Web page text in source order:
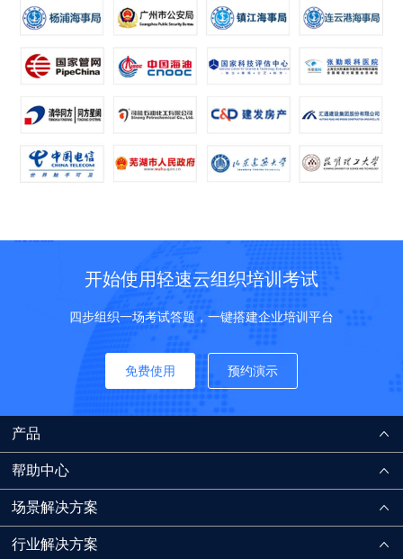
开始使用轻速云组织培训考试
四步组织一场考试答题，一键搭建企业培训平台
免费使用 预约演示
产品
帮助中心
场景解决方案
行业解决方案